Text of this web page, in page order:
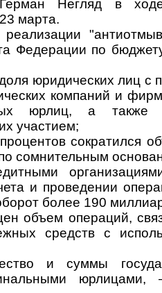
Негляд в
марта.
Федерации по
юридических лиц с
компаний и
юрлиц, а также
участием;
сократился
сомнительным
и проведении
более 190
объем операций,
средств с
и суммы